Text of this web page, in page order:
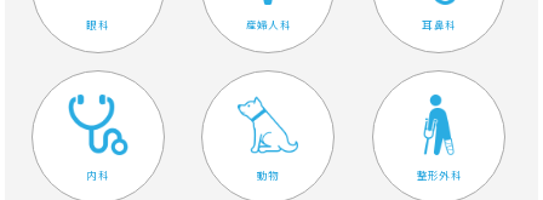
眼科 産婦人科 耳鼻科
内科 動物 整形外科